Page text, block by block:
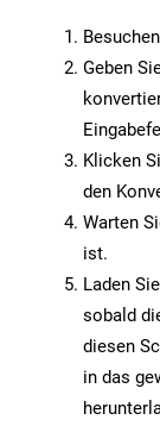
Geben
Klicken
den
Warten
ist.
Laden
sobald
diesen
in das